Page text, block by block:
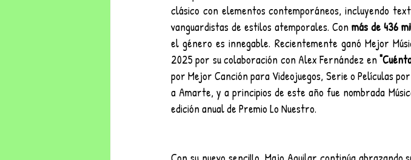
clásico con elementos contemporáneos, incluyendo
vanguardistas de estilos atemporales. Con más de 436
el género es innegable. Recientemente ganó Mejor
2025 por su colaboración con Alex Fernández en
por Mejor Canción para Videojuegos, Serie o Películas
a Amarte, y a principios de este año fue nombrada
edición anual de Premio Lo Nuestro.